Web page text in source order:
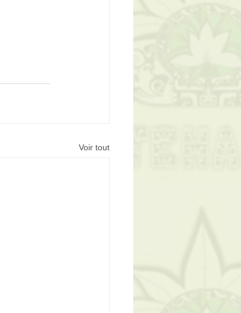
Voir tout